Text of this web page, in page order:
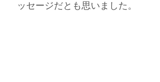
ッセージだとも思いました。